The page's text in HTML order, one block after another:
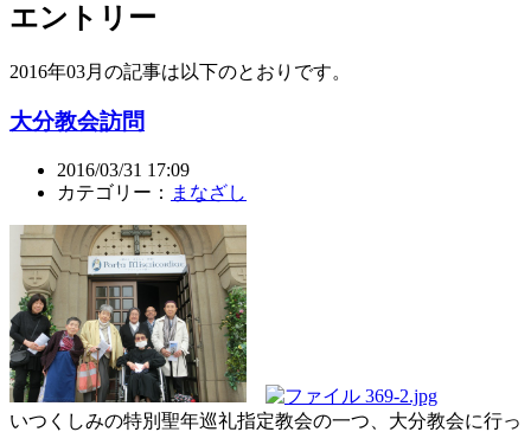
エントリー
2016年03月の記事は以下のとおりです。
大分教会訪問
2016/03/31 17:09
カテゴリー： まなざし
いつくしみの特別聖年巡礼指定教会の一つ、大分教会に行っ